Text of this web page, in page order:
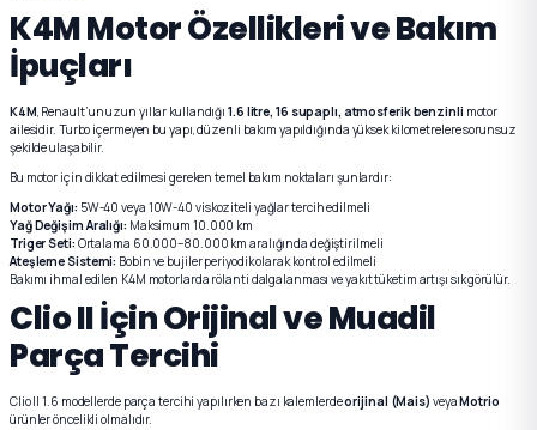
K4M Motor Özellikleri ve Bakım
İpuçları
K4M, Renault’un uzun yıllar kullandığı1.6 litre, 16 supaplı, atmosferik benzinli motor
ailesidir. Turbo içermeyen bu yapı, düzenli bakım yapıldığında yüksek kilometrelere sorunsuz
şekilde ulaşabilir.
Bu motor için dikkat edilmesi gereken temel bakım noktaları şunlardır:
Motor Yağı: 5W-40 veya 10W-40 viskoziteli yağlar tercih edilmeli
Yağ Değişim Aralığı: Maksimum 10.000 km
Triger Seti: Ortalama 60.000–80.000 km aralığında değiştirilmeli
Ateşleme Sistemi: Bobin ve bujiler periyodik olarak kontrol edilmeli
Bakımı ihmal edilen K4M motorlarda rölanti dalgalanması ve yakıt tüketim artışı sık görülür.
Clio II İçin Orijinal ve Muadil
Parça Tercihi
Clio II 1.6 modellerde parça tercihi yapılırken bazı kalemlerdeorijinal (Mais) veyaMotrio
ürünler öncelikli olmalıdır.